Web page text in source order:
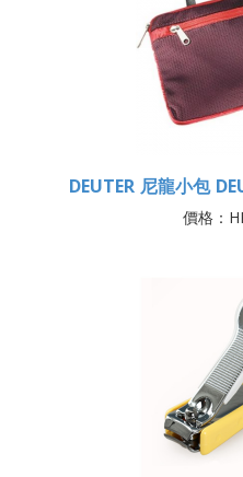
DEUTER 尼龍小包
價格：